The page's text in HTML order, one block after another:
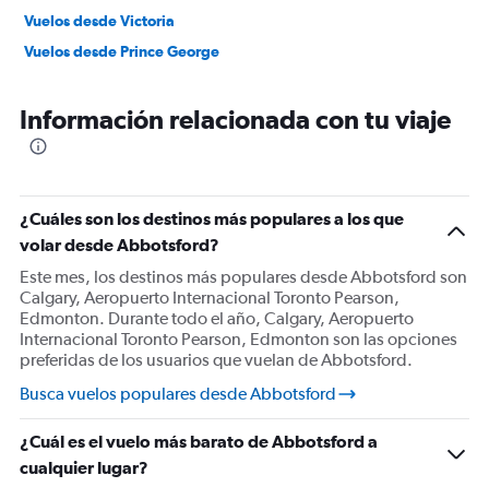
Vuelos desde Victoria
Vuelos desde Prince George
Información relacionada con tu viaje
¿Cuáles son los destinos más populares a los que
volar desde Abbotsford?
Este mes, los destinos más populares desde Abbotsford son
Calgary, Aeropuerto Internacional Toronto Pearson,
Edmonton. Durante todo el año, Calgary, Aeropuerto
Internacional Toronto Pearson, Edmonton son las opciones
preferidas de los usuarios que vuelan de Abbotsford.
Busca vuelos populares desde Abbotsford
¿Cuál es el vuelo más barato de Abbotsford a
cualquier lugar?